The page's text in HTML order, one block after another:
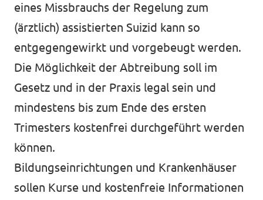
eines Missbrauchs der Regelung zum
(ärztlich) assistierten Suizid kann so
entgegengewirkt und vorgebeugt werden.
Die Möglichkeit der Abtreibung soll im
Gesetz und in der Praxis legal sein und
mindestens bis zum Ende des ersten
Trimesters kostenfrei durchgeführt werden
können.
Bildungseinrichtungen und Krankenhäuser
sollen Kurse und kostenfreie Informationen